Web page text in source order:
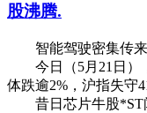
股沸腾.
智能驾驶密集传来
今日（5月21日）
体跌逾2%，沪指失守
昔日芯片牛股*ST